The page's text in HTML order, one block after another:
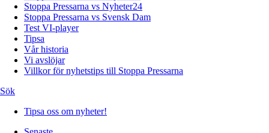
Stoppa Pressarna vs Nyheter24
Stoppa Pressarna vs Svensk Dam
Test VI-player
Tipsa
Vår historia
Vi avslöjar
Villkor för nyhetstips till Stoppa Pressarna
Sök
Tipsa oss om nyheter!